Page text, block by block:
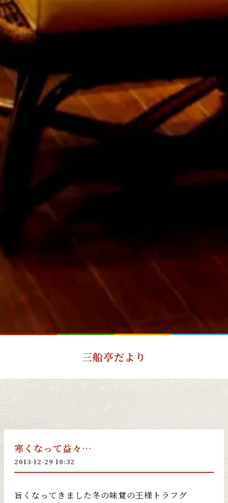
三船亭だより
寒くなって益々…
2013-12-29 10:32
旨くなってきました冬の味覚の王様トラフグ